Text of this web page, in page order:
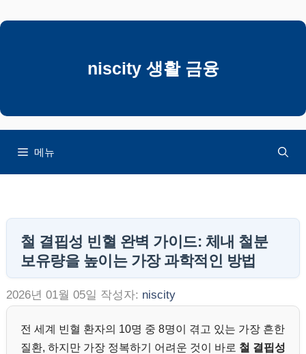
텐
뛰
niscity 생활 금융
메뉴
철 결핍성 빈혈 완벽 가이드: 체내 철분
보유량을 높이는 가장 과학적인 방법
2026년 01월 05일 작성자: niscity
전 세계 빈혈 환자의 10명 중 8명이 겪고 있는 가장 흔한
질환, 하지만 가장 정복하기 어려운 것이 바로 철 결핍성